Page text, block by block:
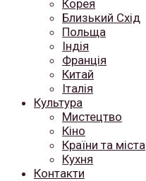
Корея
Близький Схід
Польща
Індія
Франція
Китай
Італія
Культура
Мистецтво
Кіно
Країни та міста
Кухня
Контакти